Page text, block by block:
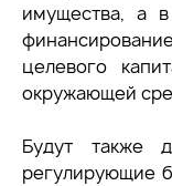
имущества, а
целевого
окружающей
Будут также
регулирующие